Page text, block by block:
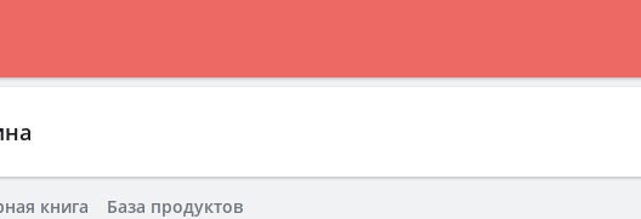
книга База продуктов